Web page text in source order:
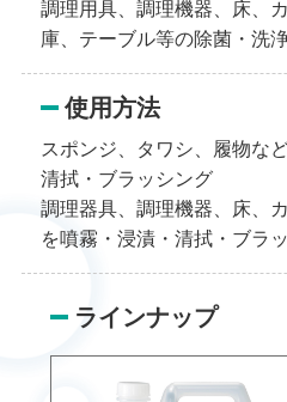
調理用具、調理機器、床、
庫、テーブル等の除菌・洗
使用方法
スポンジ、タワシ、履物な
清拭・ブラッシング
調理器具、調理機器、床、
を噴霧・浸漬・清拭・ブラ
ラインナップ